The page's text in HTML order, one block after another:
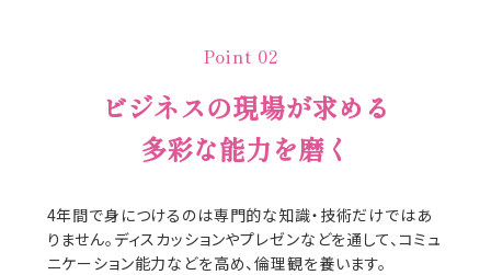
Point 02
ビジネスの現場が求める
多彩な能力を磨く
4年間で身につけるのは専門的な知識・技術だけではあ
りません。ディスカッションやプレゼンなどを通して、コミュ
ニケーション能力などを高め、倫理観を養います。